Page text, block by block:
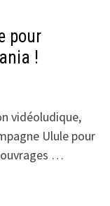
pour
!
vidéoludique,
Ulule pour
ouvrages …